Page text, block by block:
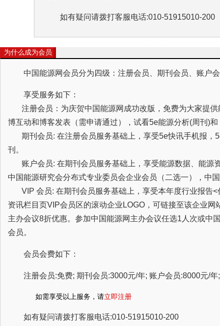
如有疑问请拨打客服电话:010-51915010-200
为什么成为会员
中国能源网会员分为四级：注册会员、期刊会员、账户
享受服务如下：
注册会员：为庆贺中国能源网成功改版，免费为大家提供
博互动和博客发表（需申请通过），试看5e能源分析(周刊)
期刊会员: 在注册会员服务基础上，享受5e快讯手机报，
刊。
账户会员: 在期刊会员服务基础上，享受能源数据、能源
中国能源研究会分布式专业委员会企业会员（二选一），中
VIP 会员: 在期刊会员服务基础上，享受本年度行业报告<
资讯栏目页VIP会员区的滚动企业LOGO，可链接至该企业
主办会议8折优惠。参加中国能源网主办会议任选1人次或中
会员。
会员会费如下：
注册会员:免费; 期刊会员:3000元/年; 账户会员:8000元/
如需享受以上服务，请立即注册
如有疑问请拨打客服电话:010-51915010-200